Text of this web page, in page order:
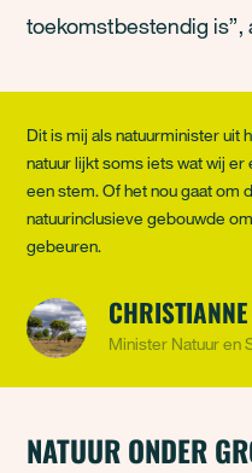
toekomstbestendig
Dit is mij als natuurminister uit
natuur lijkt soms iets wat wij
een stem. Of het nou gaat om
natuurinclusieve gebouwde
gebeuren.
Minister Natuur en
NATUUR ONDER